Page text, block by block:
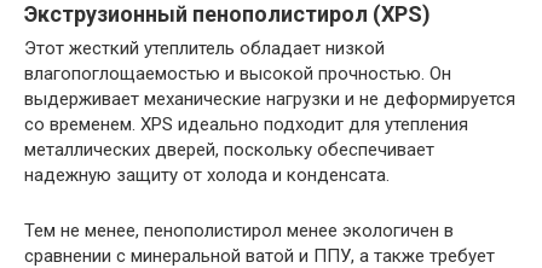
Экструзионный пенополистирол (XPS)
Этот жесткий утеплитель обладает низкой
влагопоглощаемостью и высокой прочностью. Он
выдерживает механические нагрузки и не деформируется
со временем. XPS идеально подходит для утепления
металлических дверей, поскольку обеспечивает
надежную защиту от холода и конденсата.
Тем не менее, пенополистирол менее экологичен в
сравнении с минеральной ватой и ППУ, а также требует